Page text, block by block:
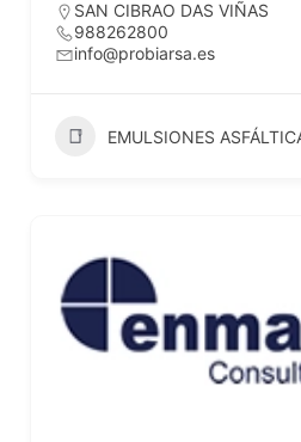
SAN CIBRAO DAS VIÑAS
988262800
info@probiarsa.es
EMULSIONES